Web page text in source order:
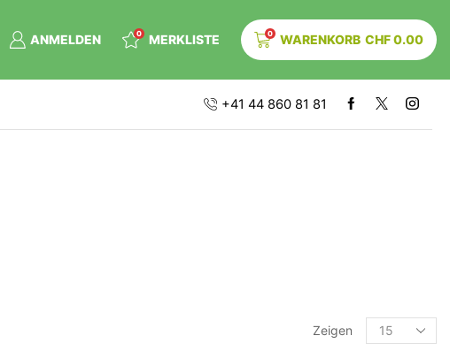
ANMELDEN 0 MERKLISTE 0 WARENKORB CHF0.00
+41 44 860 81 81
Zeigen